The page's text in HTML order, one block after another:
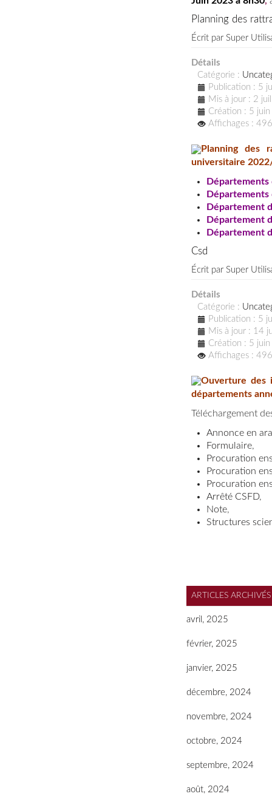
Planning des
Écrit par Super
Détails
Catégorie :
Publication : 5
Mis à jour : 2
Création : 5
Affichages :
Planning des
universitaire
Départements
Département
Département
Département
Csd
Écrit par Super
Détails
Catégorie :
Publication : 5
Mis à jour : 14
Création : 5
Affichages :
Ouverture des
départements
Téléchargement
Annonce en
Formulaire,
Procuration
Procuration
Procuration
Arrêté CSFD,
Note,
Structures
ARTICLES ARCHIVÉS
avril, 2025
février, 2025
janvier, 2025
décembre, 2024
novembre, 2024
octobre, 2024
septembre, 2024
août, 2024